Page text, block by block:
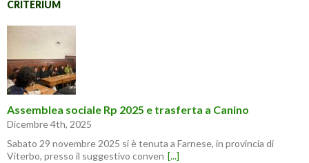
CRITERIUM
Assemblea sociale Rp 2025 e trasferta a Canino
Dicembre 4th, 2025
Sabato 29 novembre 2025 si è tenuta a Farnese, in provincia di
Viterbo, presso il suggestivo conven [...]